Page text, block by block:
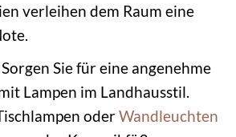
verleihen dem Raum eine
Sorgen Sie für eine angenehme
Lampen im Landhausstil.
oderWandleuchten